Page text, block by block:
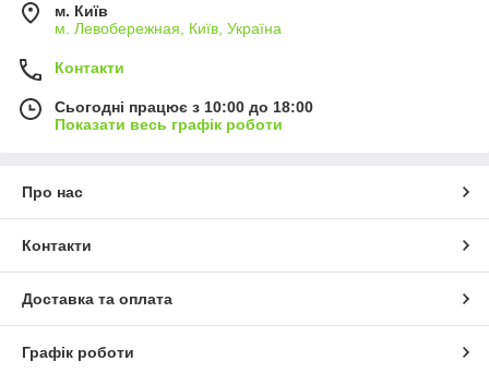
м. Київ
м. Левобережная, Київ, Україна
Контакти
Сьогодні працює з 10:00 до 18:00
Показати весь графік роботи
Про нас
Контакти
Доставка та оплата
Графік роботи